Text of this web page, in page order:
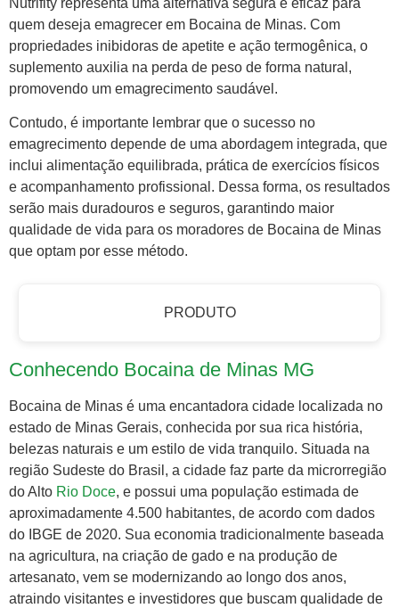
quem deseja emagrecer em Bocaina de Minas. Com
propriedades inibidoras de apetite e ação termogênica, o
suplemento auxilia na perda de peso de forma natural,
promovendo um emagrecimento saudável.
Contudo, é importante lembrar que o sucesso no
emagrecimento depende de uma abordagem integrada, que
inclui alimentação equilibrada, prática de exercícios físicos
e acompanhamento profissional. Dessa forma, os resultados
serão mais duradouros e seguros, garantindo maior
qualidade de vida para os moradores de Bocaina de Minas
que optam por esse método.
PRODUTO
Conhecendo Bocaina de Minas MG
Bocaina de Minas é uma encantadora cidade localizada no
estado de Minas Gerais, conhecida por sua rica história,
belezas naturais e um estilo de vida tranquilo. Situada na
região Sudeste do Brasil, a cidade faz parte da microrregião
do Alto Rio Doce, e possui uma população estimada de
aproximadamente 4.500 habitantes, de acordo com dados
do IBGE de 2020. Sua economia tradicionalmente baseada
na agricultura, na criação de gado e na produção de
artesanato, vem se modernizando ao longo dos anos,
atraindo visitantes e investidores que buscam qualidade de